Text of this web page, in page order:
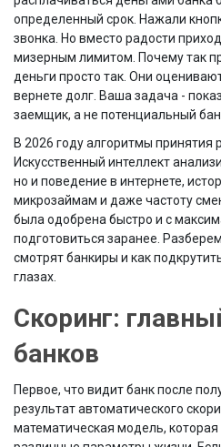
определенный срок. Нажали
звонка. Но вместо радости
мизерным лимитом. Почему так
деньги просто так. Они
вернете долг. Ваша задача -
заемщик, а не потенциальный
В 2026 году алгоритмы принятия
Искусственный интеллект
но и поведение в интернете,
микрозаймам и даже частоту
была одобрена быстро и с
подготовиться заранее.
смотрят банкиры и как
глазах.
Скоринг:
банков
Первое, что видит банк после
результат автоматического
математическая модель,